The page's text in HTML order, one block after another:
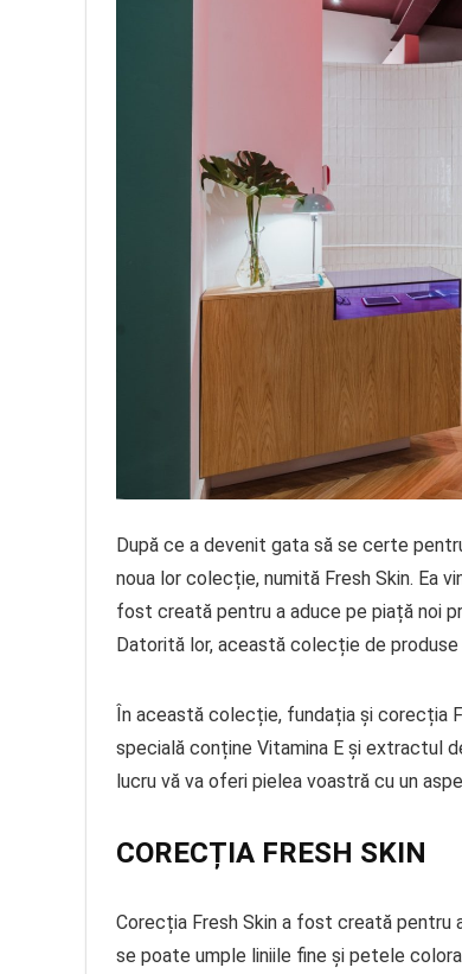
După ce a devenit gata să se certe
noua lor colecție, numită Fresh Skin. Ea
fost creată pentru a aduce pe piață noi
Datorită lor, această colecție de
În această colecție, fundația și corecția
specială conține Vitamina E și extractul
lucru vă va oferi pielea voastră cu un
CORECȚIA FRESH SKIN
Corecția Fresh Skin a fost creată pentru
se poate umple liniile fine și petele